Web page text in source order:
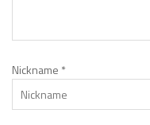
Nickname *